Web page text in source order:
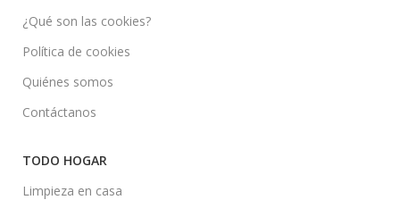
¿Qué son las cookies?
Política de cookies
Quiénes somos
Contáctanos
TODO HOGAR
Limpieza en casa